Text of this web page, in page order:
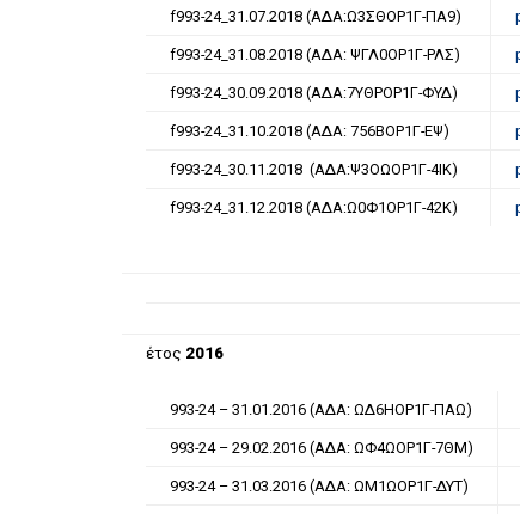
f993-24_31.07.2018 (ΑΔΑ:Ω3ΣΘΟΡ1Γ-ΠΑ9)
f993-24_31.08.2018 (ΑΔΑ: ΨΓΛ0ΟΡ1Γ-ΡΛΣ)
f993-24_30.09.2018 (ΑΔΑ:7ΥΘΡΟΡ1Γ-ΦΥΔ)
f993-24_31.10.2018 (ΑΔΑ: 756ΒΟΡ1Γ-ΕΨ)
f993-24_30.11.2018 (ΑΔΑ:Ψ3ΟΩΟΡ1Γ-4ΙΚ)
f993-24_31.12.2018 (ΑΔΑ:Ω0Φ1ΟΡ1Γ-42Κ)
έτος 2016
993-24 – 31.01.2016 (ΑΔΑ: ΩΔ6ΗΟΡ1Γ-ΠΑΩ)
993-24 – 29.02.2016 (ΑΔΑ: ΩΦ4ΩΟΡ1Γ-7ΘΜ)
993-24 – 31.03.2016 (ΑΔΑ: ΩΜ1ΩΟΡ1Γ-ΔΥΤ)